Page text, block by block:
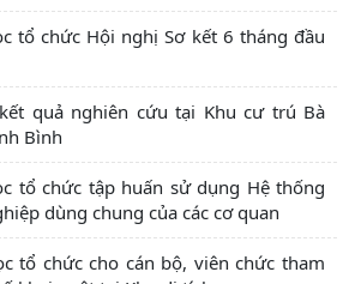
tổ chức Hội nghị Sơ kết 6 tháng đầu
quả nghiên cứu tại Khu cư trú Bà
Bình
tổ chức tập huấn sử dụng Hệ thống
dùng chung của các cơ quan
tổ chức cho cán bộ, viên chức tham